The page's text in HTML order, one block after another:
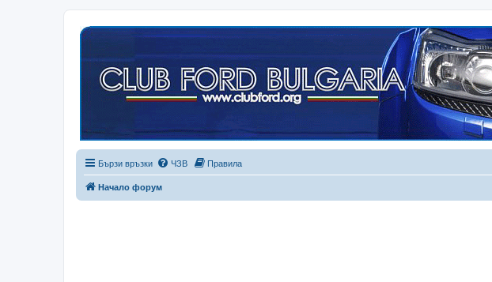
Бързи връзки ЧЗВ Правила
Начало форум